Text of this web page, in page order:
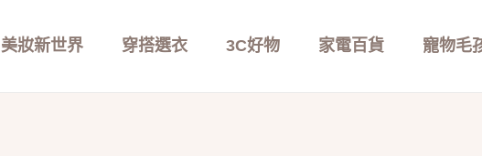
美妝新世界 穿搭選衣 3C好物 家電百貨 寵物毛